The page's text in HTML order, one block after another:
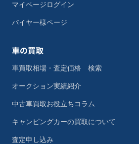
マイページログイン
バイヤー様ページ
車の買取
車買取相場・査定価格 検索
オークション実績紹介
中古車買取お役立ちコラム
キャンピングカーの買取について
査定申し込み